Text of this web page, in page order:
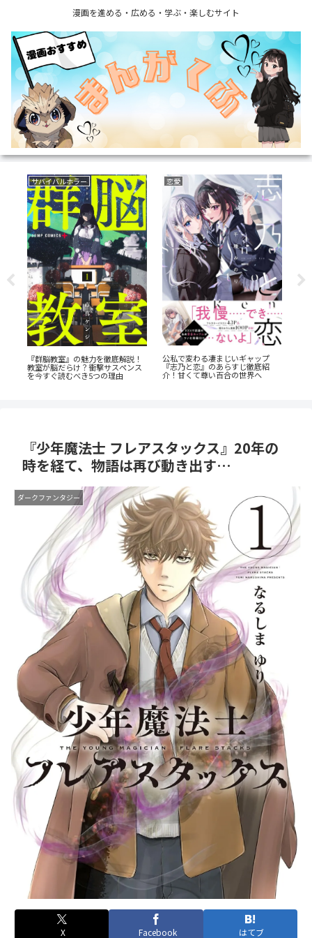
漫画を進める・広める・学ぶ・楽しむサイト
サバイバルホラー
『群脳教室』の魅力を徹底解説！
教室が脳だらけ？衝撃サスペンス
を今すぐ読むべき5つの理由
恋愛
公私で変わる凄まじいギャップ
『志乃と恋』のあらすじ徹底紹
介！甘くて尊い百合の世界へ
『少年魔法士 フレアスタックス』20年の
時を経て、物語は再び動き出す…
ダークファンタジー
X Facebook はてブ